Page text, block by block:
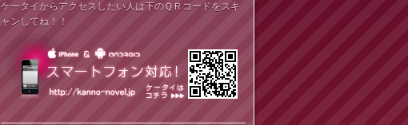
ケータイからアクセスしたい人は下のＱＲコードをスキ
ャンしてね！！